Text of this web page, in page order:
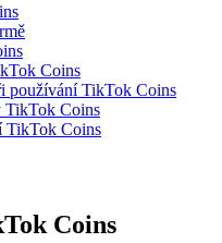
Coins
používání TikTok Coins
TikTok Coins
TikTok Coins
Coins